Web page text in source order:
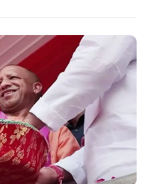
सेन शर्मा ने बताया कि मुख्य
को जारी
तैनात आईएएस, आईपीएस, और
से कम एक इंटरमीडिएट स्तर
संवाद स्थापित करें.